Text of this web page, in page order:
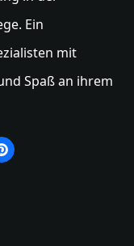
Ein
mit
Spaß an ihrem